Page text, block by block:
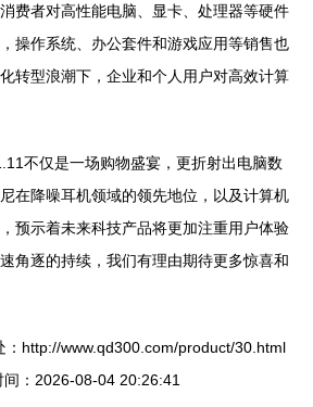
费者对高性能电脑、显卡、处理器等硬件
操作系统、办公套件和游戏应用等销售也
转型浪潮下，企业和个人用户对高效计算
不仅是一场购物盛宴，更折射出电脑数
在降噪耳机领域的领先地位，以及计算机
预示着未来科技产品将更加注重用户体验
角逐的持续，我们有理由期待更多惊喜和
：http://www.qd300.com/product/30.html
间：2026-08-04 20:26:41